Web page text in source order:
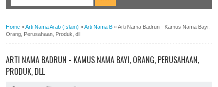
Home »Arti Nama Arab (Islam) »Arti Nama B »Arti Nama Badrun - Kamus Nama Bayi,
Orang, Perusahaan, Produk, dll
ARTI NAMA BADRUN - KAMUS NAMA BAYI, ORANG, PERUSAHAAN,
PRODUK, DLL